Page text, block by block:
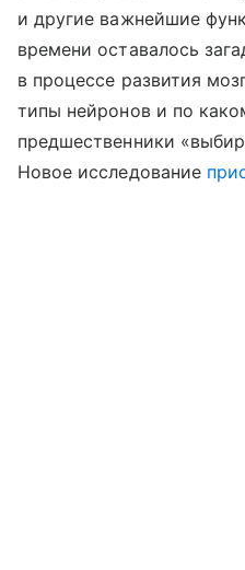
и другие важнейшие
времени оставалось
в процессе развития
типы нейронов и по
предшественники
Новое исследование